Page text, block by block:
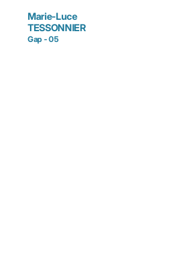
Marie-Luce
TESSONNIER
Gap - 05